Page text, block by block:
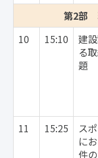
第2部
10
15:10
建
る
題
11 15:25
ス
に
件